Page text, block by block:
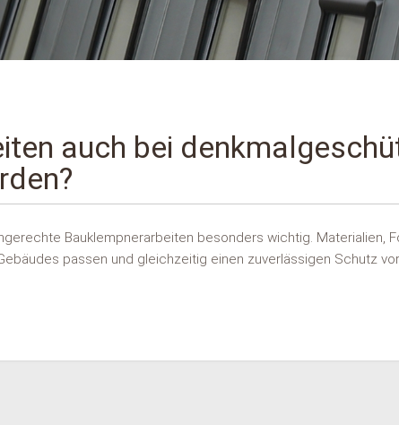
auch bei
Bauklempnerarbeiten besonders wichtig. Materialien,
passen und gleichzeitig einen zuverlässigen Schutz